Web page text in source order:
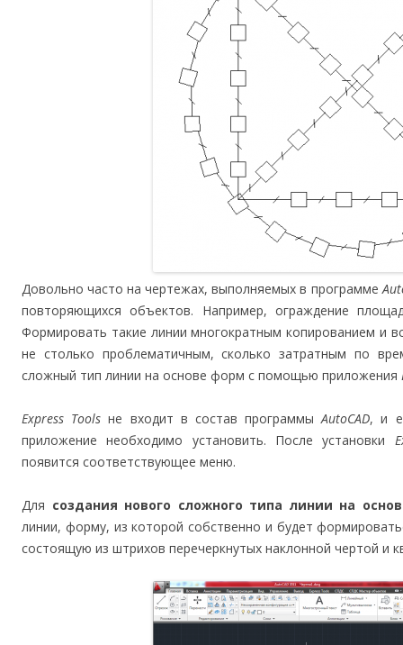
Довольно часто на чертежах, выполняемых в программе
повторяющихся объектов. Например, ограждение
Формировать такие линии многократным копированием и
не столько проблематичным, сколько затратным по
сложный тип линии на основе форм с помощью приложения
Express Tools не входит в состав программыAutoCAD, и
приложение необходимо установить. После установки
появится соответствующее меню.
Для создания нового сложного типа линии на
линии, форму, из которой собственно и будет
состоящую из штрихов перечеркнутых наклонной чертой и